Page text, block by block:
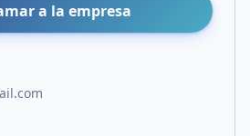
a la empresa